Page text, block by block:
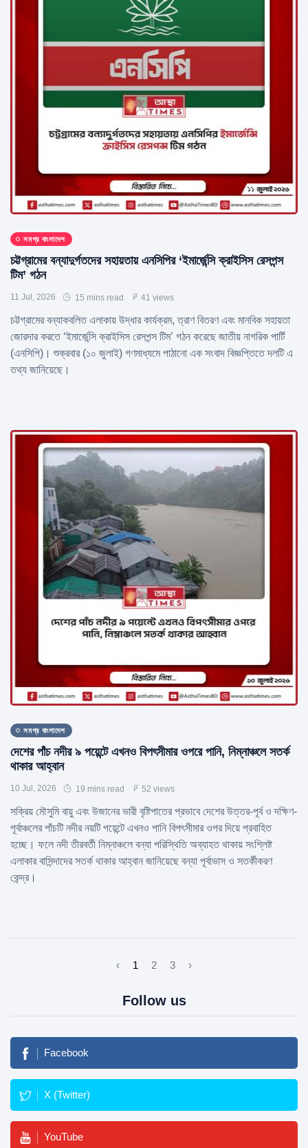
সমগ্র বাংলাদেশ
চট্টগ্রামের বন্যাদুর্গতদের সহায়তায় এনসিপির ‘ইমার্জেন্সি ক্রাইসিস রেসপন্স
টিম’ গঠন
11 Jul, 2026 15 mins read 41 views
চট্টগ্রামের বন্যাকবলিত এলাকায় উদ্ধার কার্যক্রম, ত্রাণ বিতরণ এবং মানবিক সহায়তা
জোরদার করতে ‘ইমার্জেন্সি ক্রাইসিস রেসপন্স টিম’ গঠন করেছে জাতীয় নাগরিক পার্টি
(এনসিপি)। শুক্রবার (১০ জুলাই) গণমাধ্যমে পাঠানো এক সংবাদ বিজ্ঞপ্তিতে দলটি এ
তথ্য জানিয়েছে।
সমগ্র বাংলাদেশ
দেশের পাঁচ নদীর ৯ পয়েন্টে এখনও বিপৎসীমার ওপরে পানি, নিম্নাঞ্চলে সতর্ক
থাকার আহ্বান
10 Jul, 2026 19 mins read 52 views
সক্রিয় মৌসুমি বায়ু এবং উজানের ভারী বৃষ্টিপাতের প্রভাবে দেশের উত্তর-পূর্ব ও দক্ষিণ-
পূর্বাঞ্চলের পাঁচটি নদীর নয়টি পয়েন্টে এখনও পানি বিপৎসীমার ওপর দিয়ে প্রবাহিত
হচ্ছে। ফলে নদী তীরবর্তী নিম্নাঞ্চলে বন্যা পরিস্থিতি অব্যাহত থাকায় সংশ্লিষ্ট
এলাকার বাসিন্দাদের সতর্ক থাকার আহ্বান জানিয়েছে বন্যা পূর্বাভাস ও সতর্কীকরণ
কেন্দ্র।
‹ 1 2 3 ›
Follow us
Facebook
X (Twitter)
YouTube